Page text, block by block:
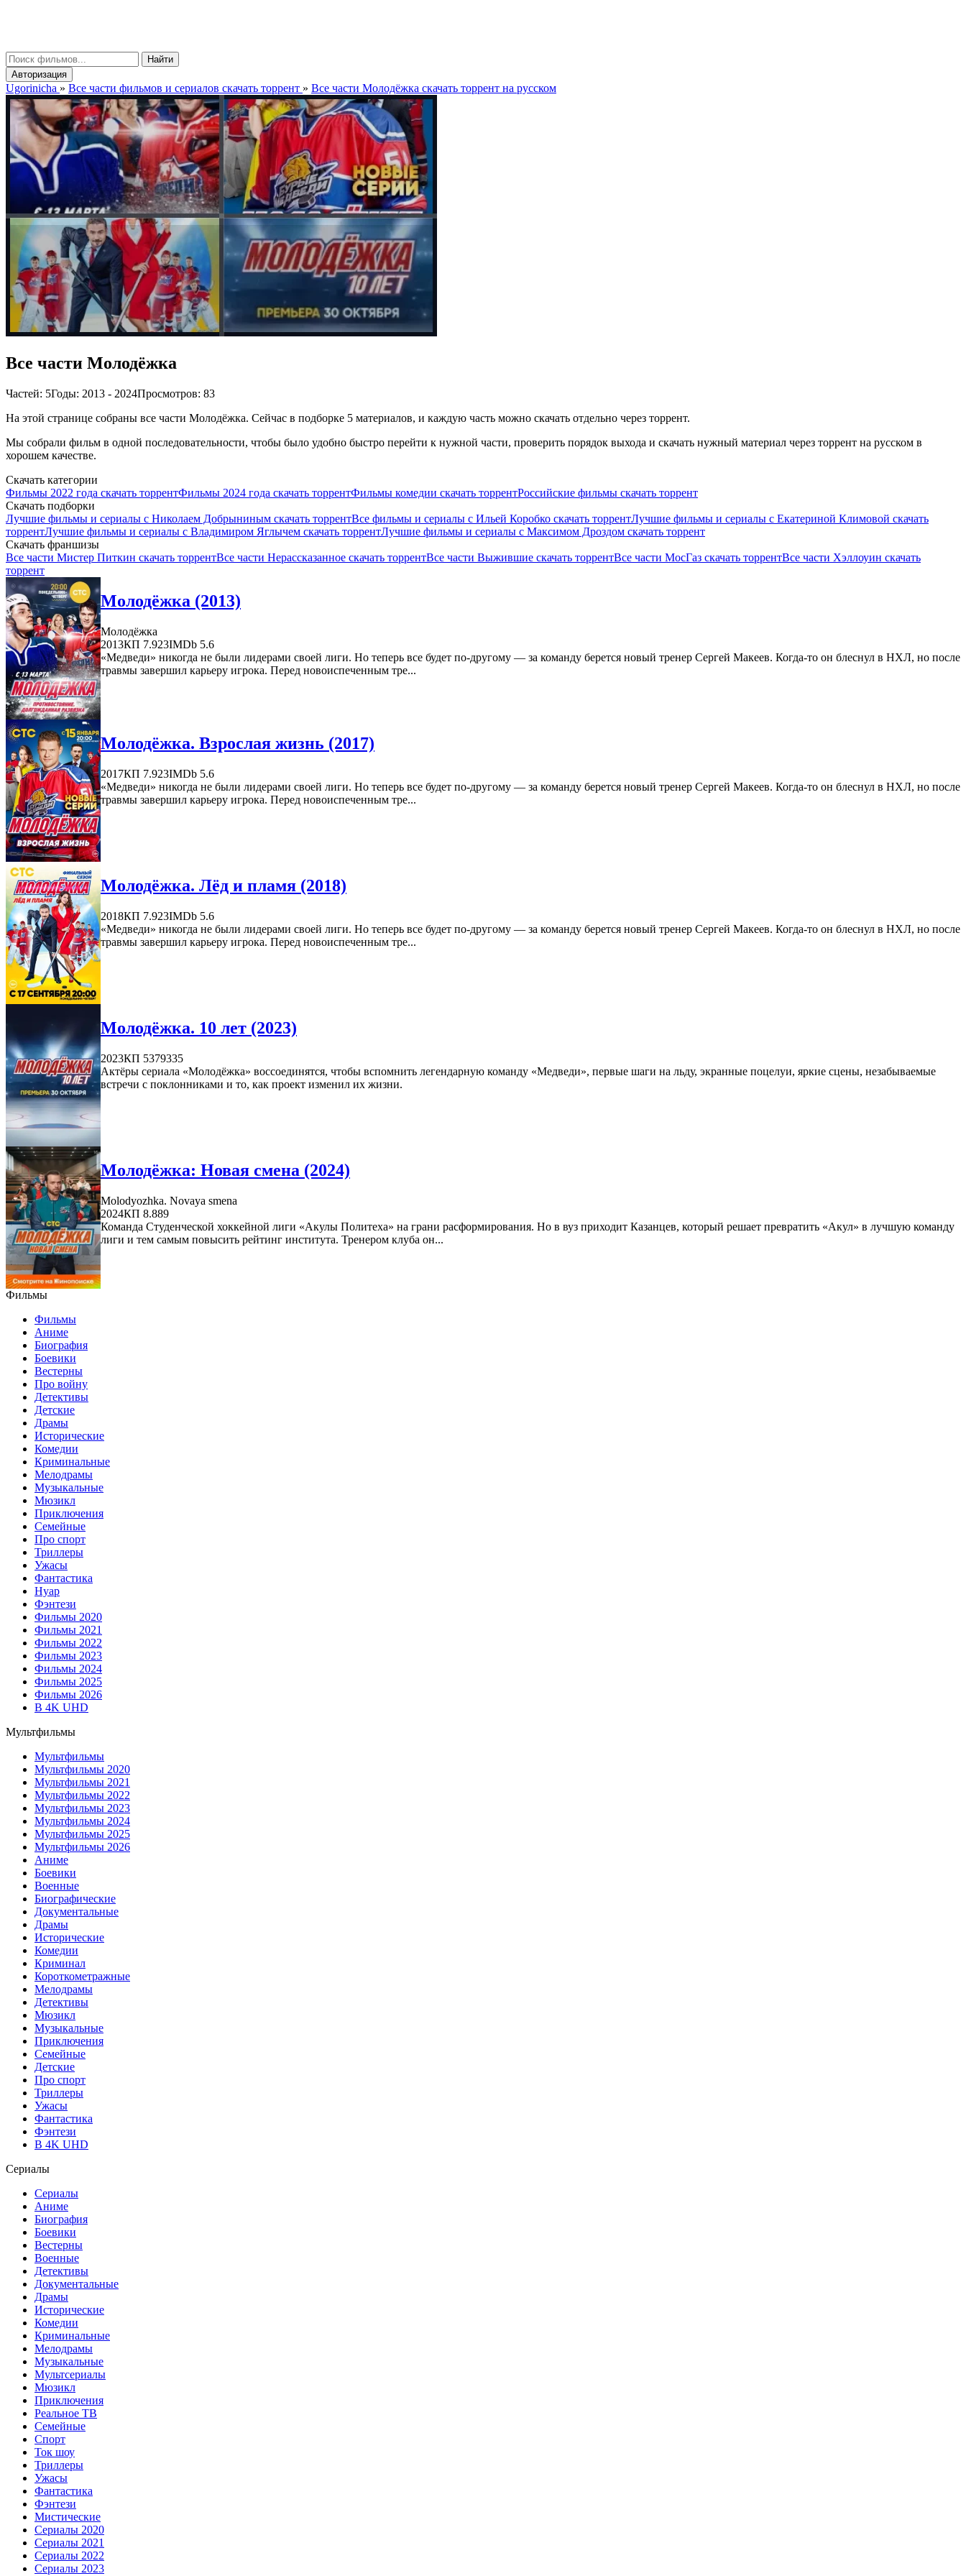
Найти
Авторизация
Ugorinicha » Все части фильмов и сериалов скачать торрент » Все части Молодёжка скачать торрент на русском
Все части Молодёжка
Частей: 5Годы: 2013 - 2024Просмотров: 83
На этой странице собраны все части Молодёжка. Сейчас в подборке 5 материалов, и каждую часть можно скачать отдельно через торрент.
Мы собрали фильм в одной последовательности, чтобы было удобно быстро перейти к нужной части, проверить порядок выхода и скачать нужный материал через торрент на русском в
хорошем качестве.
Скачать категории
Фильмы 2022 года скачать торрентФильмы 2024 года скачать торрентФильмы комедии скачать торрентРоссийские фильмы скачать торрент
Скачать подборки
Лучшие фильмы и сериалы с Николаем Добрыниным скачать торрентВсе фильмы и сериалы с Ильей Коробко скачать торрентЛучшие фильмы и сериалы с Екатериной Климовой скачать
торрентЛучшие фильмы и сериалы с Владимиром Яглычем скачать торрентЛучшие фильмы и сериалы с Максимом Дроздом скачать торрент
Скачать франшизы
Все части Мистер Питкин скачать торрентВсе части Нерассказанное скачать торрентВсе части Выжившие скачать торрентВсе части МосГаз скачать торрентВсе части Хэллоуин скачать
торрент
Молодёжка (2013)
Молодёжка
2013КП 7.923IMDb 5.6
«Медведи» никогда не были лидерами своей лиги. Но теперь все будет по-другому — за команду берется новый тренер Сергей Макеев. Когда-то он блеснул в НХЛ, но после
травмы завершил карьеру игрока. Перед новоиспеченным тре...
Молодёжка. Взрослая жизнь (2017)
2017КП 7.923IMDb 5.6
«Медведи» никогда не были лидерами своей лиги. Но теперь все будет по-другому — за команду берется новый тренер Сергей Макеев. Когда-то он блеснул в НХЛ, но после
травмы завершил карьеру игрока. Перед новоиспеченным тре...
Молодёжка. Лёд и пламя (2018)
2018КП 7.923IMDb 5.6
«Медведи» никогда не были лидерами своей лиги. Но теперь все будет по-другому — за команду берется новый тренер Сергей Макеев. Когда-то он блеснул в НХЛ, но после
травмы завершил карьеру игрока. Перед новоиспеченным тре...
Молодёжка. 10 лет (2023)
2023КП 5379335
Актёры сериала «Молодёжка» воссоединятся, чтобы вспомнить легендарную команду «Медведи», первые шаги на льду, экранные поцелуи, яркие сцены, незабываемые
встречи с поклонниками и то, как проект изменил их жизни.
Молодёжка: Новая смена (2024)
Molodyozhka. Novaya smena
2024КП 8.889
Команда Студенческой хоккейной лиги «Акулы Политеха» на грани расформирования. Но в вуз приходит Казанцев, который решает превратить «Акул» в лучшую команду
лиги и тем самым повысить рейтинг института. Тренером клуба он...
Фильмы
Фильмы
Аниме
Биография
Боевики
Вестерны
Про войну
Детективы
Детские
Драмы
Исторические
Комедии
Криминальные
Мелодрамы
Музыкальные
Мюзикл
Приключения
Семейные
Про спорт
Триллеры
Ужасы
Фантастика
Нуар
Фэнтези
Фильмы 2020
Фильмы 2021
Фильмы 2022
Фильмы 2023
Фильмы 2024
Фильмы 2025
Фильмы 2026
В 4K UHD
Мультфильмы
Мультфильмы
Мультфильмы 2020
Мультфильмы 2021
Мультфильмы 2022
Мультфильмы 2023
Мультфильмы 2024
Мультфильмы 2025
Мультфильмы 2026
Аниме
Боевики
Военные
Биографические
Документальные
Драмы
Исторические
Комедии
Криминал
Короткометражные
Мелодрамы
Детективы
Мюзикл
Музыкальные
Приключения
Семейные
Детские
Про спорт
Триллеры
Ужасы
Фантастика
Фэнтези
В 4K UHD
Сериалы
Сериалы
Аниме
Биография
Боевики
Вестерны
Военные
Детективы
Документальные
Драмы
Исторические
Комедии
Криминальные
Мелодрамы
Музыкальные
Мультсериалы
Мюзикл
Приключения
Реальное ТВ
Семейные
Спорт
Ток шоу
Триллеры
Ужасы
Фантастика
Фэнтези
Мистические
Сериалы 2020
Сериалы 2021
Сериалы 2022
Сериалы 2023